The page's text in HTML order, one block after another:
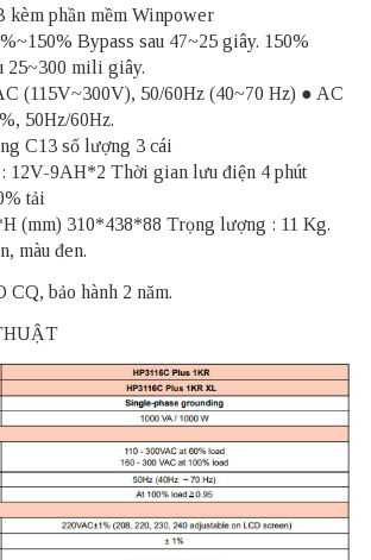
kèm phần mềm Winpower
Bypass sau 47~25 giây. 150%
25~300 mili giây.
(115V~300V), 50/60Hz (40~70 Hz) ● AC
50Hz/60Hz.
C13 số lượng 3 cái
12V-9AH*2 Thời gian lưu điện 4 phút
tải
(mm) 310*438*88 Trọng lượng : 11 Kg.
màu đen.
bảo hành 2 năm.